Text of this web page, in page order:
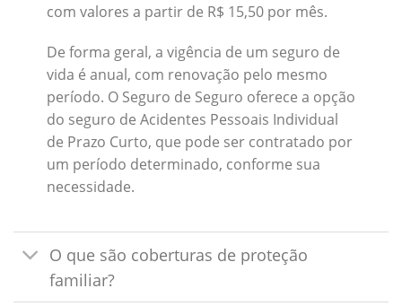
com valores a partir de R$ 15,50 por mês.
De forma geral, a vigência de um seguro de
vida é anual, com renovação pelo mesmo
período. O Seguro de Seguro oferece a opção
do seguro de Acidentes Pessoais Individual
de Prazo Curto, que pode ser contratado por
um período determinado, conforme sua
necessidade.
O que são coberturas de proteção
familiar?